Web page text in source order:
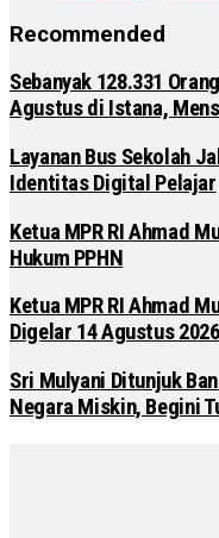
Recommended
Sebanyak 128.331
Agustus di Istana,
Layanan Bus Sekolah
Identitas Digital Pelajar
Ketua MPR RI Ahmad
Hukum PPHN
Ketua MPR RI Ahmad
Digelar 14 Agustus 2026
Sri Mulyani Ditunjuk
Negara Miskin, Begini